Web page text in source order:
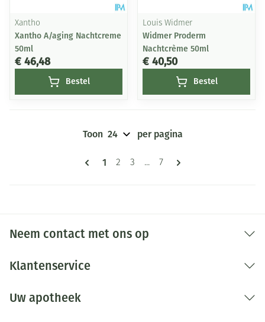
Xantho
Xantho A/aging Nachtcreme
50ml
€ 46,48
Bestel
Louis Widmer
Widmer Proderm
Nachtcrème 50ml
€ 40,50
Bestel
Pagina's
U lees momenteel pagina
1 Pagina
2 Pagina
3 ... Pagina
7
Toon per pagina
Neem contact met ons op
Klantenservice
Uw apotheek